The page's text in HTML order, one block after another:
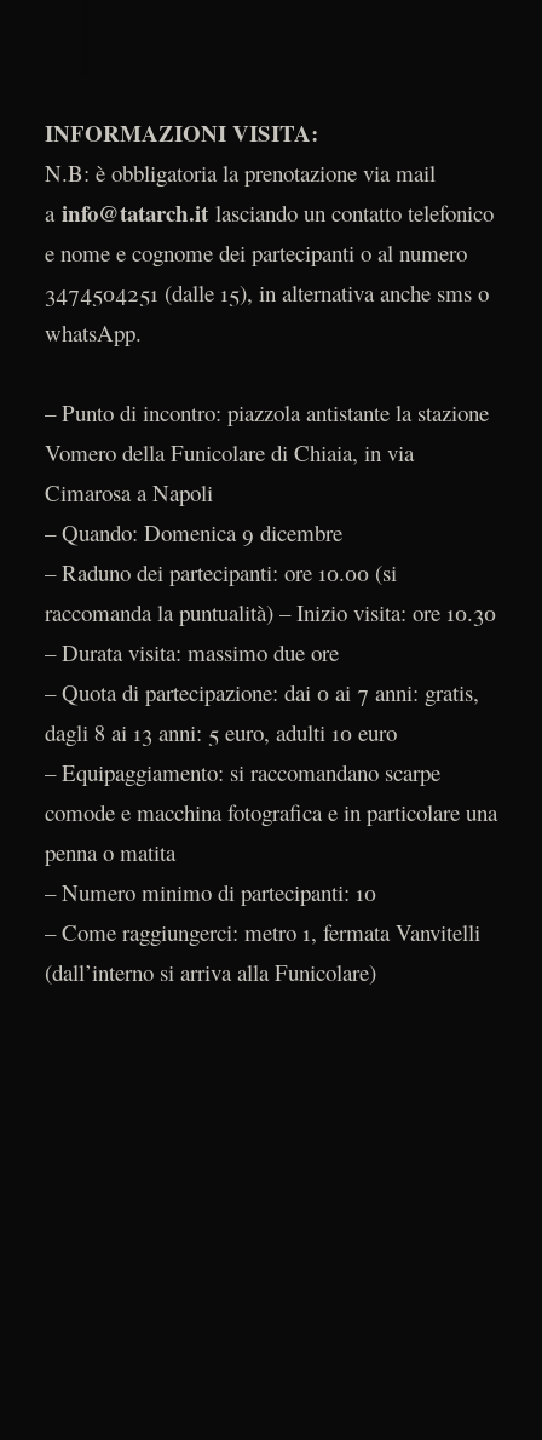
INFORMAZIONI VISITA:
N.B: è obbligatoria la prenotazione via mail
a info@tatarch.itlasciando un contatto telefonico
e nome e cognome dei partecipanti o al numero
3474504251 (dalle 15), in alternativa anche sms o
whatsApp.
– Punto di incontro: piazzola antistante la stazione
Vomero della Funicolare di Chiaia, in via
Cimarosa a Napoli
– Quando: Domenica 9 dicembre
– Raduno dei partecipanti: ore 10.00 (si
raccomanda la puntualità) – Inizio visita: ore 10.30
– Durata visita: massimo due ore
– Quota di partecipazione: dai 0 ai 7 anni: gratis,
dagli 8 ai 13 anni: 5 euro, adulti 10 euro
– Equipaggiamento: si raccomandano scarpe
comode e macchina fotografica e in particolare una
penna o matita
– Numero minimo di partecipanti: 10
– Come raggiungerci: metro 1, fermata Vanvitelli
(dall’interno si arriva alla Funicolare)